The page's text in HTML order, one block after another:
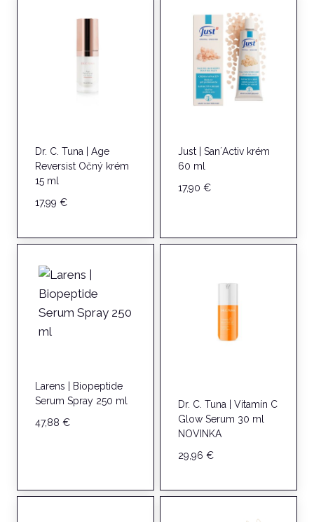
Dr. C. Tuna | Age
Reversist Očný krém
15 ml
17,99 €
Just | San´Activ krém
60 ml
17,90 €
Larens | Biopeptide
Serum Spray 250 ml
47,88 €
Dr. C. Tuna | Vitamín C
Glow Serum 30 ml
NOVINKA
29,96 €